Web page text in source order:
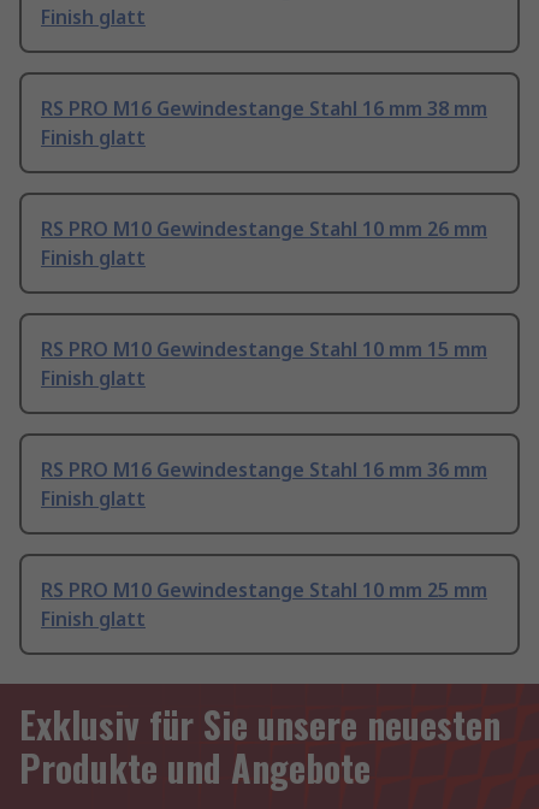
Finish glatt
RS PRO M16 Gewindestange Stahl 16 mm 38 mm
Finish glatt
RS PRO M10 Gewindestange Stahl 10 mm 26 mm
Finish glatt
RS PRO M10 Gewindestange Stahl 10 mm 15 mm
Finish glatt
RS PRO M16 Gewindestange Stahl 16 mm 36 mm
Finish glatt
RS PRO M10 Gewindestange Stahl 10 mm 25 mm
Finish glatt
Exklusiv für Sie unsere neuesten
Produkte und Angebote